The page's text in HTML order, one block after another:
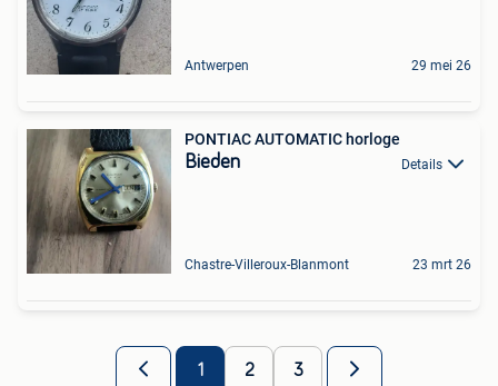
Antwerpen 29 mei 26
PONTIAC AUTOMATIC horloge
Bieden Details
Chastre-Villeroux-Blanmont 23 mrt 26
1 2 3